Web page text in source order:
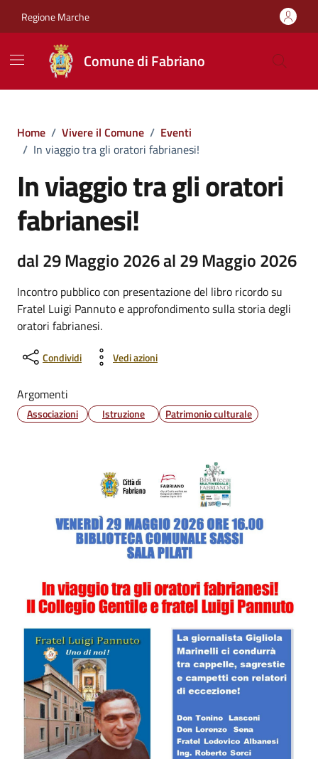
Regione Marche
Comune di Fabriano
Home / Vivere il Comune / Eventi
/ In viaggio tra gli oratori fabrianesi!
In viaggio tra gli oratori
fabrianesi!
dal 29 Maggio 2026 al 29 Maggio 2026
Incontro pubblico con presentazione del libro ricordo su
Fratel Luigi Pannuto e approfondimento sulla storia degli
oratori fabrianesi.
Condividi Vedi azioni
Argomenti
Associazioni Istruzione Patrimonio culturale